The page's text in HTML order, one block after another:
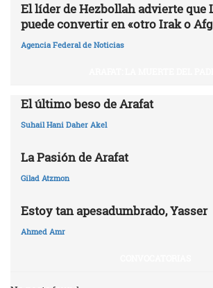
El líder de Hezbollah advierte que
puede convertir en «otro Irak o
Agencia Federal de Noticias
El último beso de Arafat
Suhail Hani Daher Akel
La Pasión de Arafat
Gilad Atzmon
Estoy tan apesadumbrado, Yasser
Ahmed Amr